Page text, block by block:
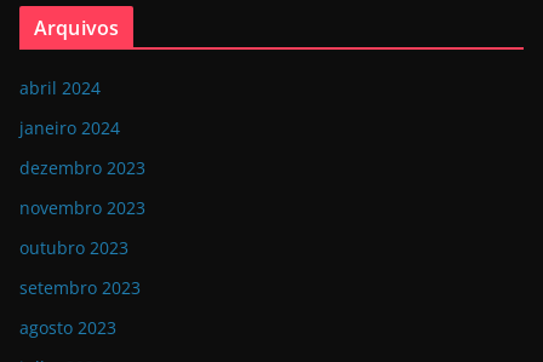
Arquivos
abril 2024
janeiro 2024
dezembro 2023
novembro 2023
outubro 2023
setembro 2023
agosto 2023